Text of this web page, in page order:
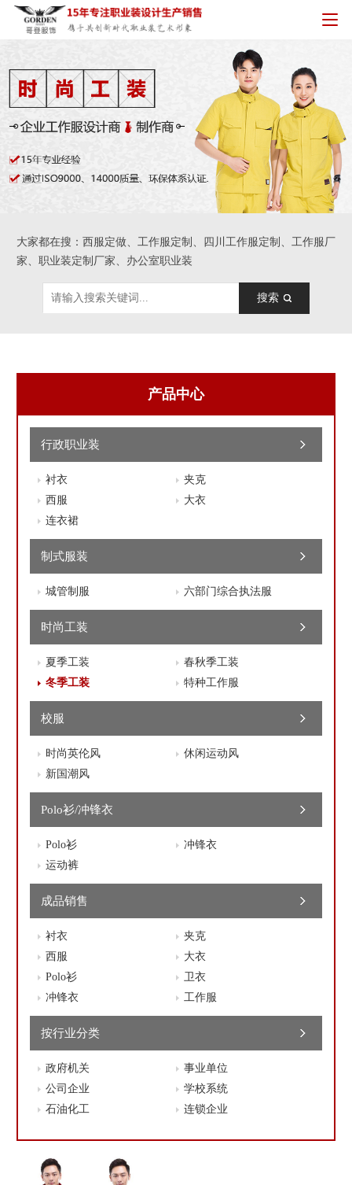
大家都在搜：西服定做、工作服定制、四川工作服定制、工作服厂
家、职业装定制厂家、办公室职业装
搜索
产品中心
行政职业装
衬衣
夹克
西服
大衣
连衣裙
制式服装
城管制服 六部门综合执法服
时尚工装
夏季工装
春秋季工装
冬季工装
特种工作服
校服
时尚英伦风
休闲运动风
新国潮风
Polo衫/冲锋衣
Polo衫
冲锋衣
运动裤
成品销售
衬衣
夹克
西服
大衣
Polo衫
卫衣
冲锋衣
工作服
按行业分类
政府机关
事业单位
公司企业
学校系统
石油化工
连锁企业